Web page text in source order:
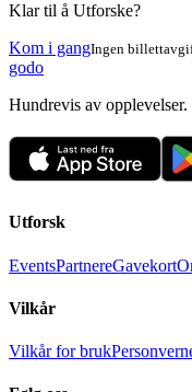
Klar til å Utforske?
Kom i gangIngen
godo
Hundrevis av
Utforsk
EventsPartnereGavekort
Vilkår
Vilkår for bruk